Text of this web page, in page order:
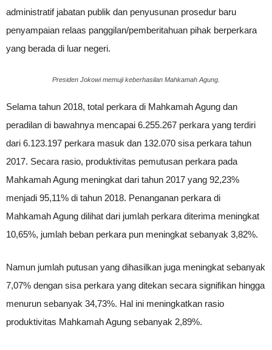
administratif jabatan publik dan penyusunan prosedur baru
penyampaian relaas panggilan/pemberitahuan pihak berperkara
yang berada di luar negeri.
Presiden Jokowi memuji keberhasilan Mahkamah Agung.
Selama tahun 2018, total perkara di Mahkamah Agung dan
peradilan di bawahnya mencapai 6.255.267 perkara yang terdiri
dari 6.123.197 perkara masuk dan 132.070 sisa perkara tahun
2017. Secara rasio, produktivitas pemutusan perkara pada
Mahkamah Agung meningkat dari tahun 2017 yang 92,23%
menjadi 95,11% di tahun 2018. Penanganan perkara di
Mahkamah Agung dilihat dari jumlah perkara diterima meningkat
10,65%, jumlah beban perkara pun meningkat sebanyak 3,82%.
Namun jumlah putusan yang dihasilkan juga meningkat sebanyak
7,07% dengan sisa perkara yang ditekan secara signifikan hingga
menurun sebanyak 34,73%. Hal ini meningkatkan rasio
produktivitas Mahkamah Agung sebanyak 2,89%.